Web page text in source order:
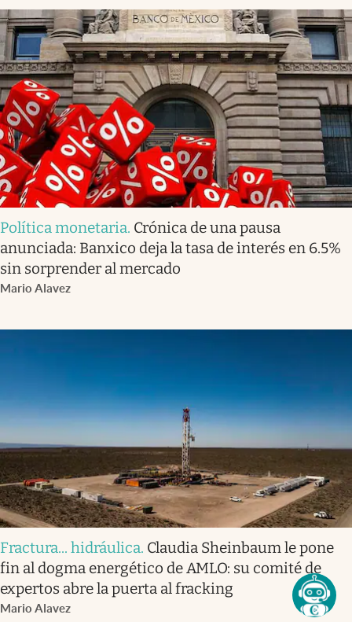
Política monetaria. Crónica de una pausa
anunciada: Banxico deja la tasa de interés en 6.5%
sin sorprender al mercado
Mario Alavez
Fractura... hidráulica. Claudia Sheinbaum le pone
fin al dogma energético de AMLO: su comité de
expertos abre la puerta al fracking
Mario Alavez